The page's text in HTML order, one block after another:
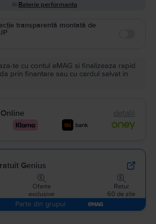
Baterie performanta
transparentă montată de
te cu contul eMAG si finalizeaza rapid
prin finantare sau cu cardul salvat in
detalii
Genius
Oferte
exclusive
Retur
60 de zile
Parte din grupul